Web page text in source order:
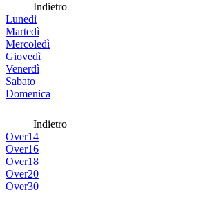
Indietro
Lunedì
Martedì
Mercoledì
Giovedì
Venerdì
Sabato
Domenica
Indietro
Over14
Over16
Over18
Over20
Over30